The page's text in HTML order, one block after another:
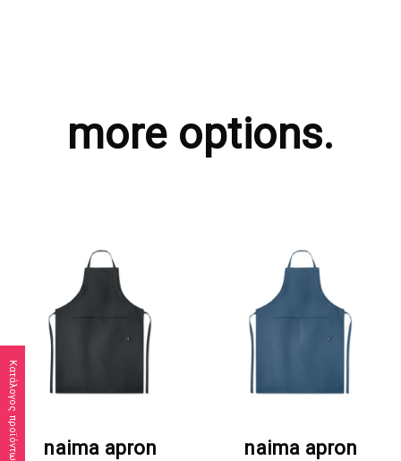
Κατάλογος προϊόντων
more options.
naima apron naima apron